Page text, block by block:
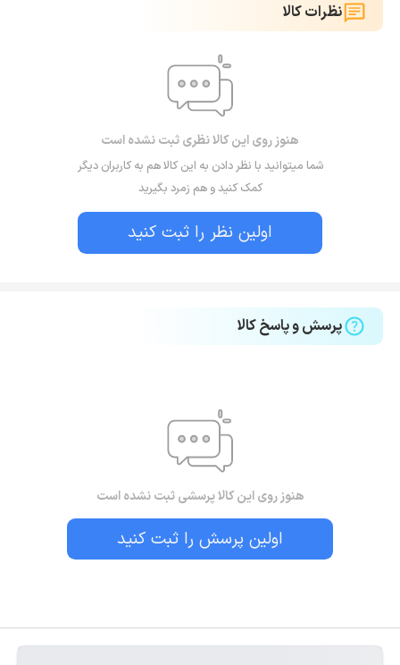
نظرات کالا
هنوز روی این کالا نظری ثبت نشده است
شما میتوانید با نظر دادن به این کالا هم به کاربران دیگر
کمک کنید و هم زمرد بگیرید
اولین نظر را ثبت کنید
پرسش و پاسخ کالا
هنوز روی این کالا پرسشی ثبت نشده است
اولین پرسش را ثبت کنید